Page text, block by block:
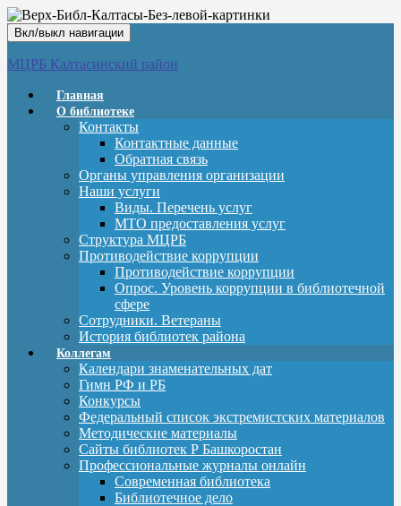
Вкл/выкл навигации
МЦРБ Калтасинский район
Главная
О библиотеке
Контакты
Контактные данные
Обратная связь
Органы управления организации
Наши услуги
Виды. Перечень услуг
МТО предоставления услуг
Структура МЦРБ
Противодействие коррупции
Противодействие коррупции
Опрос. Уровень коррупции в библиотечной
сфере
Сотрудники. Ветераны
История библиотек района
Коллегам
Календари знаменательных дат
Гимн РФ и РБ
Конкурсы
Федеральный список экстремистских материалов
Методические материалы
Сайты библиотек Р Башкоростан
Профессиональные журналы онлайн
Современная библиотека
Библиотечное дело